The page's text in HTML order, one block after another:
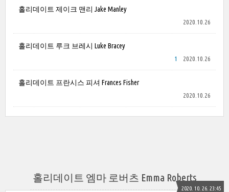
홀리데이트 제이크 맨리 Jake Manley
2020.10.26
홀리데이트 루크 브레시 Luke Bracey
2020.10.26
1
홀리데이트 프란시스 피셔 Frances Fisher
2020.10.26
홀리데이트 엠마 로버츠 Emma Roberts
2020. 10. 26. 23:45